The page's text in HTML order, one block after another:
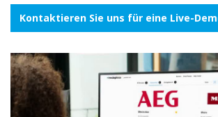
Kontaktieren Sie uns für eine Live-